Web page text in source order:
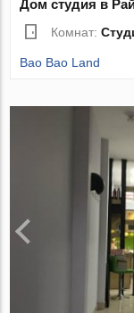
Дом студия в
Комнат:
Bao Bao Land